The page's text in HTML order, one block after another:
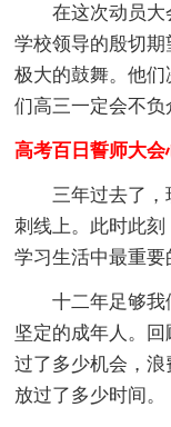
在这次动员大
学校领导的殷切
极大的鼓舞。他
们高三一定会不负
高考百日誓师大会
三年过去了，
刺线上。此时此
学习生活中最重要
十二年足够我
坚定的成年人。
过了多少机会，
放过了多少时间。